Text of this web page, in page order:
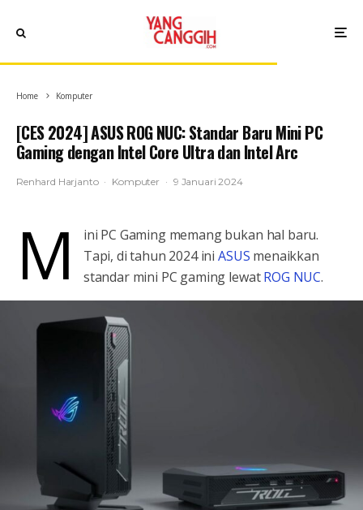
Home Komputer
[CES 2024] ASUS ROG NUC: Standar Baru Mini PC
Gaming dengan Intel Core Ultra dan Intel Arc
Renhard Harjanto · Komputer · 9 Januari 2024
M
ini PC Gaming memang bukan hal baru.
Tapi, di tahun 2024 iniASUS menaikkan
standar mini PC gaming lewatROG NUC.